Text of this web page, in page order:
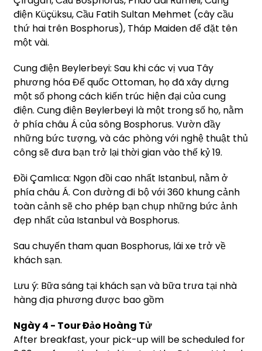
điện Küçüksu, Cầu Fatih Sultan Mehmet (cây cầu
thứ hai trên Bosphorus), Tháp Maiden để đặt tên
một vài.
Cung điện Beylerbeyi: Sau khi các vị vua Tây
phương hóa Đế quốc Ottoman, họ đã xây dựng
một số phong cách kiến trúc hiện đại của cung
điện. Cung điện Beylerbeyi là một trong số họ, nằm
ở phía châu Á của sông Bosphorus. Vườn đầy
những bức tượng, và các phòng với nghệ thuật thủ
công sẽ đưa bạn trở lại thời gian vào thế kỷ 19.
Đồi Çamlıca: Ngọn đồi cao nhất Istanbul, nằm ở
phía châu Á. Con đường đi bộ với 360 khung cảnh
toàn cảnh sẽ cho phép bạn chụp những bức ảnh
đẹp nhất của Istanbul và Bosphorus.
Sau chuyến tham quan Bosphorus, lái xe trở về
khách sạn.
Lưu ý: Bữa sáng tại khách sạn và bữa trưa tại nhà
hàng địa phương được bao gồm
Ngày 4 - Tour Đảo Hoàng Tử
After breakfast, your pick-up will be scheduled for